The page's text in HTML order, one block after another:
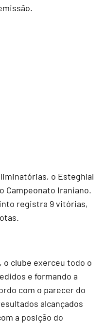
o Esteghlal
Campeonato Iraniano.
registra 9 vitórias,
clube exerceu todo o
e formando a
com o parecer do
alcançados
a posição do